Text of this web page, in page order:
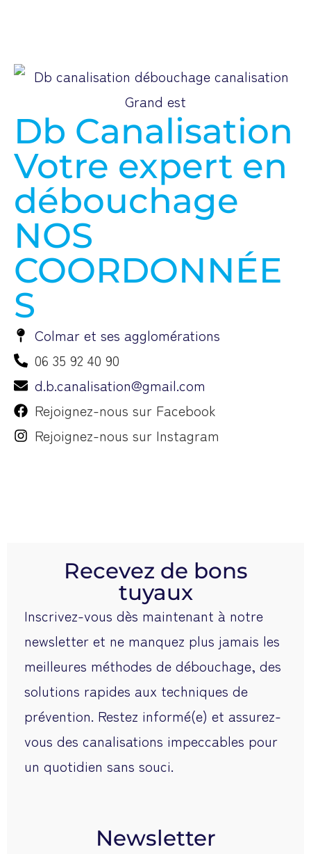
Db Canalisation
Votre expert en
débouchage
NOS
COORDONNÉE
S
d.b.canalisation@gmail.com
Rejoignez-nous sur Facebook
Rejoignez-nous sur Instagram
Inscrivez-vous dès maintenant à notre
newsletter et ne manquez plus jamais les
meilleures méthodes de débouchage, des
solutions rapides aux techniques de
prévention. Restez informé(e) et assurez-
vous des canalisations impeccables pour
un quotidien sans souci.
Facebook